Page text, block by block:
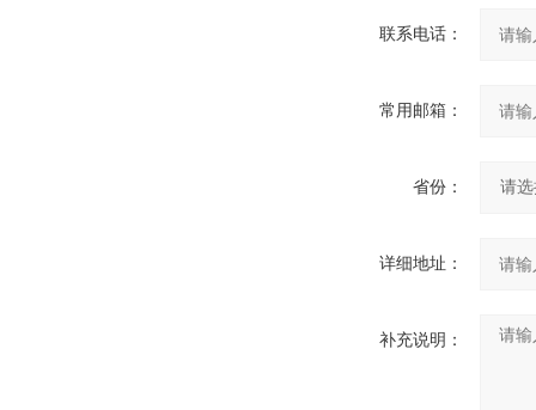
联系电话：
常用邮箱：
省份：
详细地址：
补充说明：